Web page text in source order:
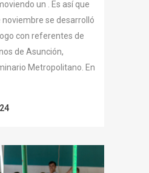
un . Es así que
noviembre se desarrolló
con referentes de
de Asunción,
Metropolitano. En